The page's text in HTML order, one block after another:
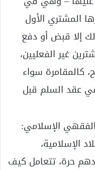
المشتري الأول
إلا قبض أو دفع
غير الفعليين،
كالمقامرة سواء
في عقد السلم قبل
الإسلامي:
الإسلامية،
حرة، تتعامل كيف